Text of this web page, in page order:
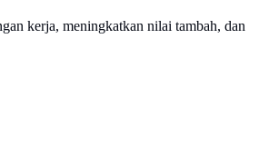
kerja, meningkatkan nilai tambah, dan